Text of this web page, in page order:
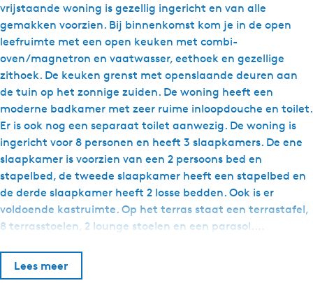
vrijstaande woning is gezellig ingericht en van alle
gemakken voorzien. Bij binnenkomst kom je in de open
leefruimte met een open keuken met combi-
oven/magnetron en vaatwasser, eethoek en gezellige
zithoek. De keuken grenst met openslaande deuren aan
de tuin op het zonnige zuiden. De woning heeft een
moderne badkamer met zeer ruime inloopdouche en toilet.
Er is ook nog een separaat toilet aanwezig. De woning is
ingericht voor 8 personen en heeft 3 slaapkamers. De ene
slaapkamer is voorzien van een 2 persoons bed en
stapelbed, de tweede slaapkamer heeft een stapelbed en
de derde slaapkamer heeft 2 losse bedden. Ook is er
voldoende kastruimte. Op het terras staat een terrastafel,
8 terrasstoelen, 2 lounge stoelen en een parasol.…
Lees meer
r
e
c
r
e
a
t
i
e
S
y
p
e
r
-
r
r
e
c
r
e
a
t
e
S
y
p
e
a
c
r
e
a
t
i
e
S
y
p
e
r
d
a
t
e
r
r
e
c
r
e
a
t
i
e
S
y
p
d